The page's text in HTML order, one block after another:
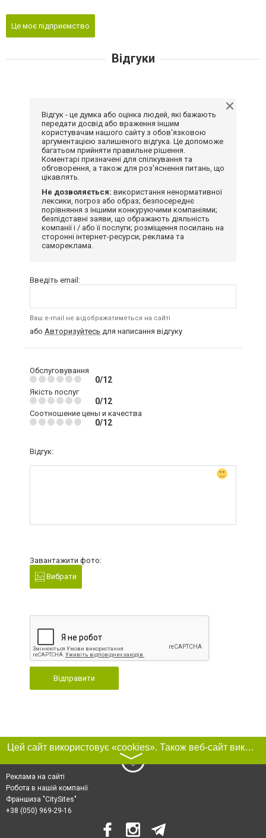
Це моє підприємство
Відгуки
Відгук - це думка або оцінка людей, які бажають
передати досвід або враження іншим
користувачам нашого сайту з обов'язковою
аргументацією залишеного відгука. Це допоможе
багатьом прийняти правильне рішення.
Коментарі призначені для спілкування та
обговорення, а також для роз'яснення питань, що
цікавлять.
Не дозволяється: використання ненормативної
лексики, погроз або образ; безпосереднє
порівняння з іншими конкуруючими компаніями;
безпідставні заяви, що ображають діяльність
компанії і / або її послуги; розміщення посилань на
сторонні інтернет-ресурси; реклама та
самореклама.
Введіть email:
Ваш e-mail не відображатиметься на сайті
або Авторизуйтесь для написання відгуку
Обслуговування
0/12
Якість послуг
0/12
Соотношение цены и качества
0/12
Відгук:
Завантажити фото:
Вибрати
Відправити
Цей сайт використовує «cookies». Також веб-сайт використовує інтернет-сервіс для збору технічних даних стосовно відвідувачів з метою отримання маркетингової та статистичної інформації. Умови обробки даних відвідувачів сайту див.
〉
Реклама на сайті
Робота в нашій компанії
Франшиза "CitySites"
+38 (050) 969-29-16